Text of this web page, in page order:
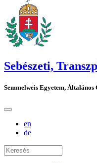
Sebészeti,
Semmelweis Egyetem,
en
de